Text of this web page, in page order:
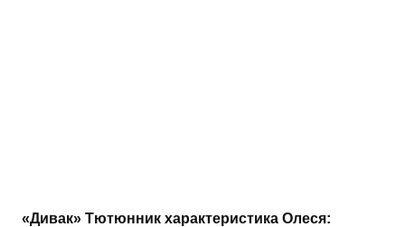
«Дивак» Тютюнник характеристика Олеся: